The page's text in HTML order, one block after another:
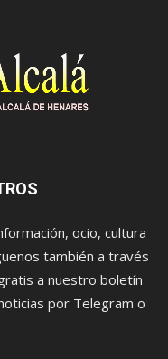
ocio, cultura
también a través
a nuestro boletín
por Telegram o